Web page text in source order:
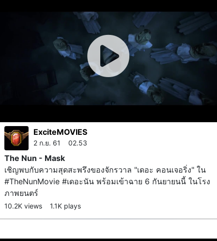
ExciteMOVIES
2 ก.ย. 61 02.53
The Nun - Mask
เชิญพบกับความสุดสะพรึงของจักรวาล "เดอะ คอนเจอริ่ง" ใน
#TheNunMovie #เดอะนัน พร้อมเข้าฉาย 6 กันยายนนี้ ในโรง
ภาพยนตร์
10.2K views 1.1K plays